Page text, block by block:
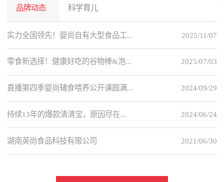
品牌动态 科学育儿
2025/11/07
实力全国领先！婴尚自有大型食品工...
2025/07/03
零食新选择！健康好吃的谷物棒&泡...
2024/09/29
直播第四季婴尚辅食喂养公开课圆满...
2024/06/24
持续13年的爆款清清宝，原因尽在...
2021/06/30
湖南英尚食品科技有限公司